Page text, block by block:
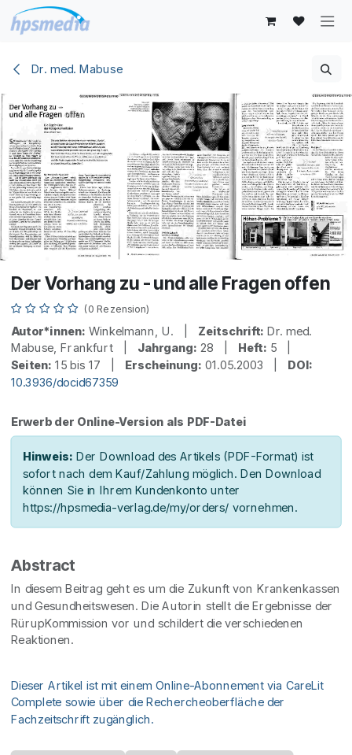
Zum Inhalt springen
Dr. med. Mabuse
Der Vorhang zu - und alle Fragen offen
(0 Rezension)
Autor*innen: Winkelmann, U. | Zeitschrift: Dr. med.
Mabuse, Frankfurt | Jahrgang: 28 | Heft: 5 |
Seiten: 15 bis 17 | Erscheinung: 01.05.2003 | DOI:
10.3936/docid67359
Erwerb der Online-Version als PDF-Datei
Hinweis: Der Download des Artikels (PDF-Format) ist
sofort nach dem Kauf/Zahlung möglich. Den Download
können Sie in Ihrem Kundenkonto unter
https://hpsmedia-verlag.de/my/orders/ vornehmen.
Abstract
In diesem Beitrag geht es um die Zukunft von Krankenkassen
und Gesundheitswesen. Die Autorin stellt die Ergebnisse der
RürupKommission vor und schildert die verschiedenen
Reaktionen.
Dieser Artikel ist mit einem Online-Abonnement via CareLit
Complete sowie über die Rechercheoberfläche der
Fachzeitschrift zugänglich.